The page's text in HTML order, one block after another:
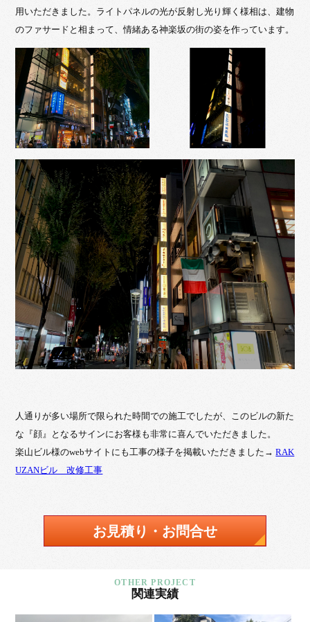
用いただきました。ライトパネルの光が反射し光り輝く様相は、建物
のファサードと相まって、情緒ある神楽坂の街の姿を作っています。
人通りが多い場所で限られた時間での施工でしたが、このビルの新た
な『顔』となるサインにお客様も非常に喜んでいただきました。
楽山ビル様のwebサイトにも工事の様子を掲載いただきました→RAK
UZANビル 改修工事
お見積り・お問合せ
関連実績